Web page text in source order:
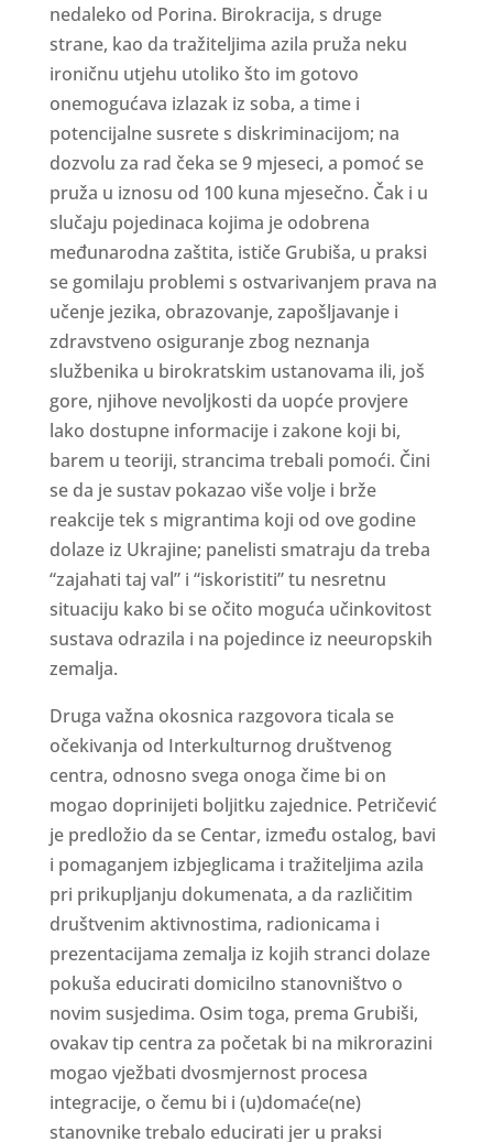
nedaleko od Porina. Birokracija, s druge
strane, kao da tražiteljima azila pruža neku
ironičnu utjehu utoliko što im gotovo
onemogućava izlazak iz soba, a time i
potencijalne susrete s diskriminacijom; na
dozvolu za rad čeka se 9 mjeseci, a pomoć se
pruža u iznosu od 100 kuna mjesečno. Čak i u
slučaju pojedinaca kojima je odobrena
međunarodna zaštita, ističe Grubiša, u praksi
se gomilaju problemi s ostvarivanjem prava na
učenje jezika, obrazovanje, zapošljavanje i
zdravstveno osiguranje zbog neznanja
službenika u birokratskim ustanovama ili, još
gore, njihove nevoljkosti da uopće provjere
lako dostupne informacije i zakone koji bi,
barem u teoriji, strancima trebali pomoći. Čini
se da je sustav pokazao više volje i brže
reakcije tek s migrantima koji od ove godine
dolaze iz Ukrajine; panelisti smatraju da treba
“zajahati taj val” i “iskoristiti” tu nesretnu
situaciju kako bi se očito moguća učinkovitost
sustava odrazila i na pojedince iz neeuropskih
zemalja.
Druga važna okosnica razgovora ticala se
očekivanja od Interkulturnog društvenog
centra, odnosno svega onoga čime bi on
mogao doprinijeti boljitku zajednice. Petričević
je predložio da se Centar, između ostalog, bavi
i pomaganjem izbjeglicama i tražiteljima azila
pri prikupljanju dokumenata, a da različitim
društvenim aktivnostima, radionicama i
prezentacijama zemalja iz kojih stranci dolaze
pokuša educirati domicilno stanovništvo o
novim susjedima. Osim toga, prema Grubiši,
ovakav tip centra za početak bi na mikrorazini
mogao vježbati dvosmjernost procesa
integracije, o čemu bi i (u)domaće(ne)
stanovnike trebalo educirati jer u praksi